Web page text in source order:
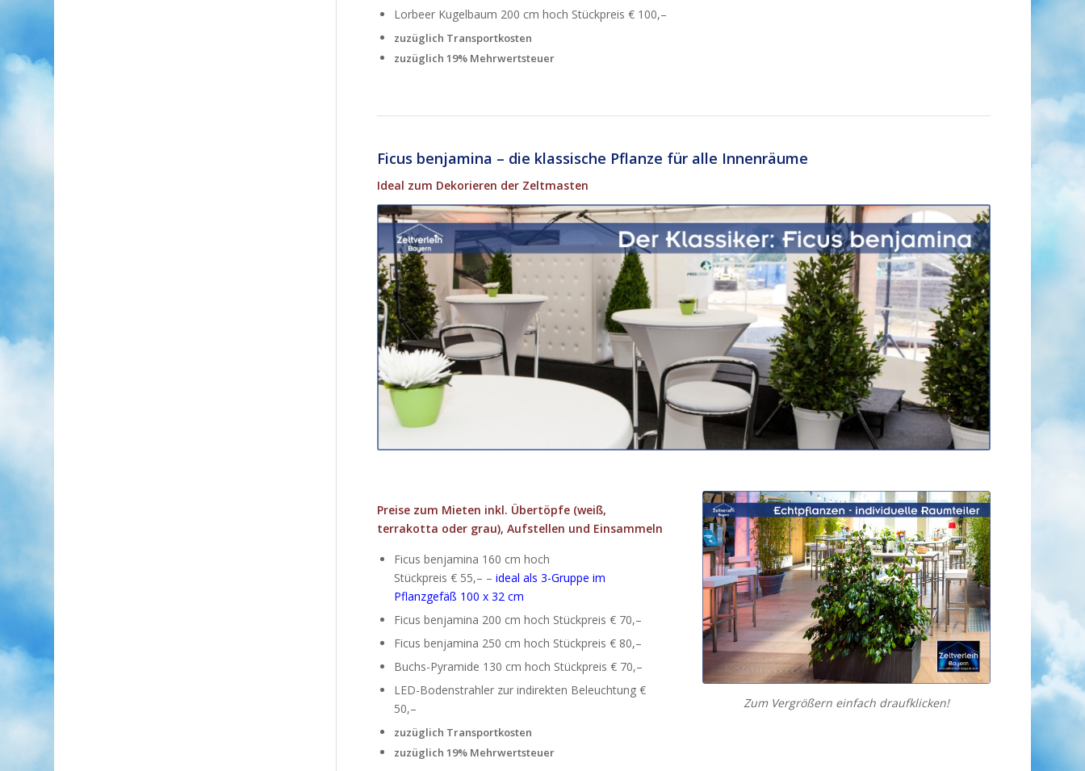
Lorbeer Kugelbaum 200 cm hoch Stückpreis € 100,–
zuzüglich Transportkosten
zuzüglich 19% Mehrwertsteuer
Ficus benjamina – die klassische Pflanze für alle Innenräume
Ideal zum Dekorieren der Zeltmasten
Preise zum Mieten inkl. Übertöpfe (weiß,
terrakotta oder grau), Aufstellen und Einsammeln
Ficus benjamina 160 cm hoch
Stückpreis € 55,– – ideal als 3-Gruppe im
Pflanzgefäß 100 x 32 cm
Ficus benjamina 200 cm hoch Stückpreis € 70,–
Ficus benjamina 250 cm hoch Stückpreis € 80,–
Buchs-Pyramide 130 cm hoch Stückpreis € 70,–
LED-Bodenstrahler zur indirekten Beleuchtung €
50,–
zuzüglich Transportkosten
zuzüglich 19% Mehrwertsteuer
Zum Vergrößern einfach draufklicken!